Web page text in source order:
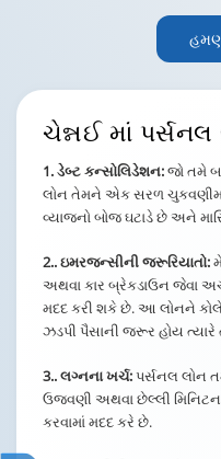
ચેન્નઈમાં પર્સનલ
1. ડેબ્ટ કન્સોલિડેશન:જો તમે
લોન તેમને એક સરળ
વ્યાજનો બોજ ઘટાડે છે અને
2.. ઇમરજન્સીની જરૂરિયાતો:
અથવા કાર બ્રેકડાઉન જેવા
મદદ કરી શકે છે. આ લોનને
ઝડપી પૈસાની જરૂર હોય
3.. લગ્નના ખર્ચ:પર્સનલ લોન
ઉજવણી અથવા છેલ્લી
કરવામાં મદદ કરે છે.